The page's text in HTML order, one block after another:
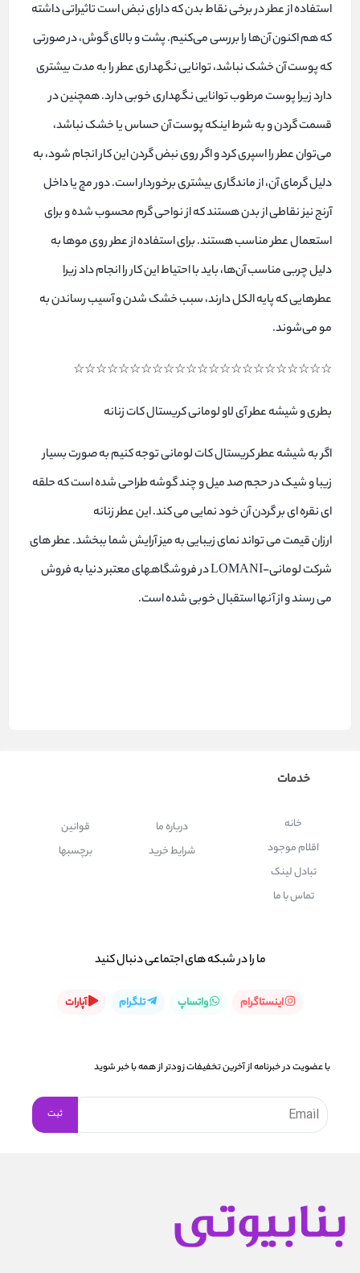
استفاده از عطر در برخی نقاط بدن که دارای نبض است تاثیراتی داشته
که هم اکنون آن‌ها را بررسی می‌کنیم. پشت و بالای گوش، در صورتی
که پوست آن خشک نباشد، توانایی نگهداری عطر را به مدت بیشتری
دارد زیرا پوست مرطوب توانایی نگهداری خوبی دارد. همچنین در
قسمت گردن و به شرط اینکه پوست آن حساس یا خشک نباشد،
می‌توان عطر را اسپری کرد و اگر روی نبض گردن این کار انجام شود، به
دلیل گرمای آن، از ماندگاری بیشتری برخوردار است. دور مچ یا داخل
آرنج نیز نقاطی از بدن هستند که از نواحی گرم محسوب شده و برای
استعمال عطر مناسب هستند. برای استفاده از عطر روی موها به
دلیل چربی مناسب آن‌ها، باید با احتیاط این کار را انجام داد زیرا
عطرهایی که پایه الکل دارند، سبب خشک شدن و آسیب رساندن به
مو می‌شوند.
☆☆☆☆☆☆☆☆☆☆☆☆☆☆☆☆☆☆☆☆☆☆☆
بطری و شیشه عطر آی لاو لومانی کریستال کات زنانه
اگر به شیشه عطر کریستال کات لومانی توجه کنیم به صورت بسیار
زیبا و شیک در حجم صد میل و چند گوشه طراحی شده است که حلقه
ای نقره ای بر گردن آن خود نمایی می کند. این عطر زنانه
ارزان قیمت می تواند نمای زیبایی به میز آرایش شما ببخشد. عطر های
شرکت لومانی-LOMANI در فروشگاههای معتبر دنیا به فروش
می رسند و از آنها استقبال خوبی شده است.
خدمات
خانه
اقلام موجود
تبادل لینک
تماس با ما
درباره ما
شرایط خرید
قوانین
برچسبها
ما را در شبكه های اجتماعی دنبال کنید
اینستاگرام واتساپ تلگرام آپارات
با عضویت در خبرنامه از آخرین تخفیفات زودتر از همه با خبر شوید